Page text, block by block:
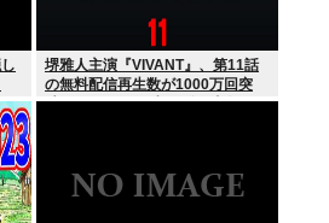
堺雅人主演『VIVANT』、第11話
の無料配信再生数が1000万回突
破！ TVerお気に入り登録者数は